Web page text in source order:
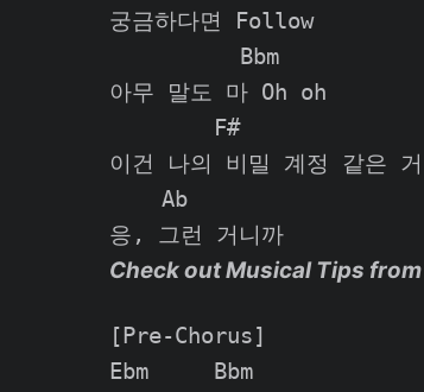
궁금하다면 Follow
          Bbm
아무 말도 마 Oh oh
        F#
이건 나의 비밀 계정 같은 거
    Ab
Check out Musical Tips
[Pre-Chorus]
Ebm     Bbm